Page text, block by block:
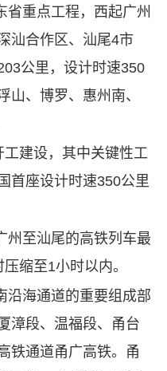
省重点工程，西起广州
汕合作区、汕尾4市
公里，设计时速350
山、博罗、惠州南、
建设，其中关键性工
座设计时速350公里
州至汕尾的高铁列车最
缩至1小时以内。
沿海通道的重要组成部
漳段、温福段、甬台
铁通道甬广高铁。甬